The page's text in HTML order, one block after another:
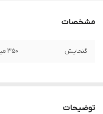
مشخصات
گنجایش 350 میل
توضیحات